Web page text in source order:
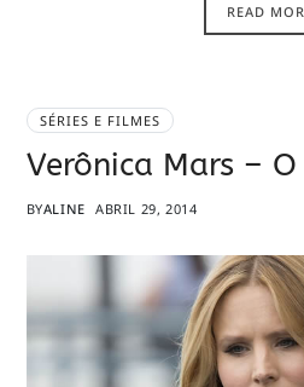
READ
SÉRIES E FILMES
Verônica Mars –
BYALINE ABRIL 29, 2014